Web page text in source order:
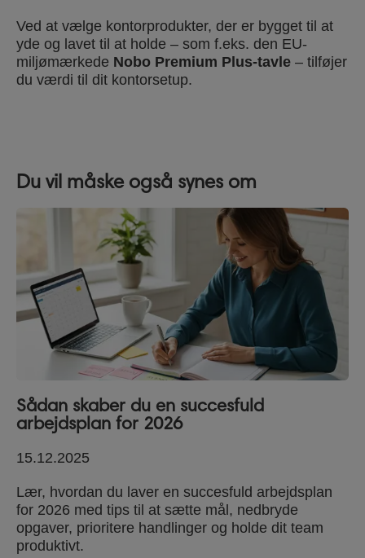
Ved at vælge kontorprodukter, der er bygget til at
yde og lavet til at holde – som f.eks. den EU-
miljømærkede Nobo Premium Plus-tavle – tilføjer
du værdi til dit kontorsetup.
Du vil måske også synes om
Sådan skaber du en succesfuld
arbejdsplan for 2026
15.12.2025
Lær, hvordan du laver en succesfuld arbejdsplan
for 2026 med tips til at sætte mål, nedbryde
opgaver, prioritere handlinger og holde dit team
produktivt.